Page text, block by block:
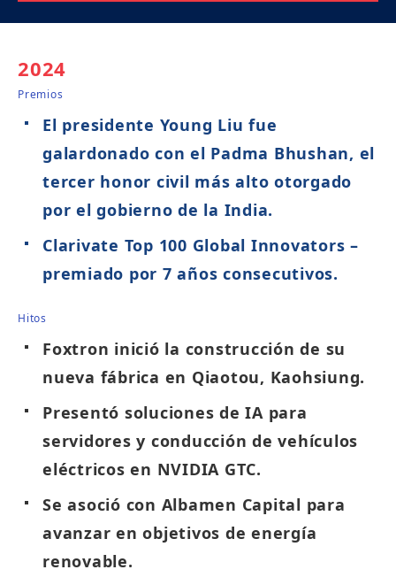
2024
Premios
El presidente Young Liu fue
galardonado con el Padma Bhushan, el
tercer honor civil más alto otorgado
por el gobierno de la India.
Clarivate Top 100 Global Innovators –
premiado por 7 años consecutivos.
Hitos
Foxtron inició la construcción de su
nueva fábrica en Qiaotou, Kaohsiung.
Presentó soluciones de IA para
servidores y conducción de vehículos
eléctricos en NVIDIA GTC.
Se asoció con Albamen Capital para
avanzar en objetivos de energía
renovable.